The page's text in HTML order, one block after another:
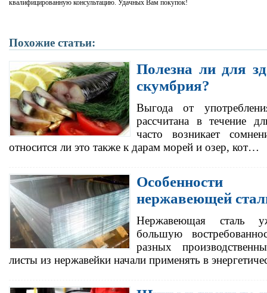
квалифицированную консультацию. Удачных Вам покупок!
Похожие статьи:
Полезна ли для
скумбрия?
Выгода от
рассчитана в течение
часто возникает
относится ли это также к дарам морей и озер, кот…
нержавеющей
Нержавеющая сталь
большую
разных
листы из нержавейки начали применять в